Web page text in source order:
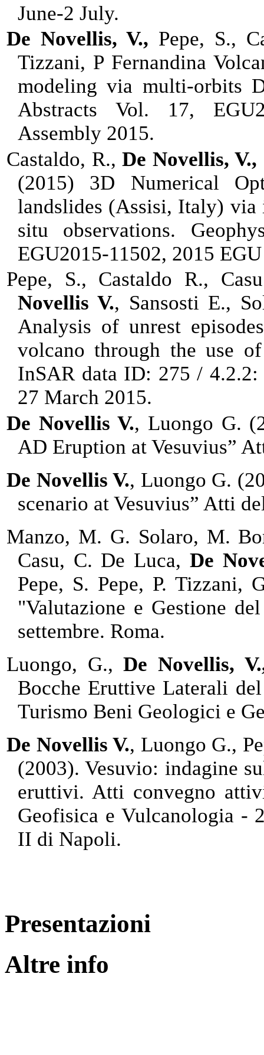
June-2 July.
De Novellis, V., Pepe, S.,
Tizzani, P Fernandina
modeling via multi-orbits
Abstracts Vol. 17,
Assembly 2015.
Castaldo, R., De Novellis, V.,
(2015) 3D Numerical
landslides (Assisi, Italy) via
situ observations.
EGU2015-11502, 2015
Pepe, S., Castaldo R.,
Novellis V., Sansosti E.,
Analysis of unrest
volcano through the use
InSAR data ID: 275 /
27 March 2015.
De Novellis V., Luongo G.
AD Eruption at Vesuvius”
De Novellis V., Luongo G.
scenario at Vesuvius” Atti
Manzo, M. G. Solaro, M.
Casu, C. De Luca, De
Pepe, S. Pepe, P.
"Valutazione e Gestione
settembre. Roma.
Luongo, G.,De Novellis,
Bocche Eruttive Laterali
Turismo Beni Geologici e
De Novellis V., Luongo G.,
(2003). Vesuvio: indagine
eruttivi. Atti convegno
Geofisica e Vulcanologia -
II di Napoli.
Presentazioni
Altre info